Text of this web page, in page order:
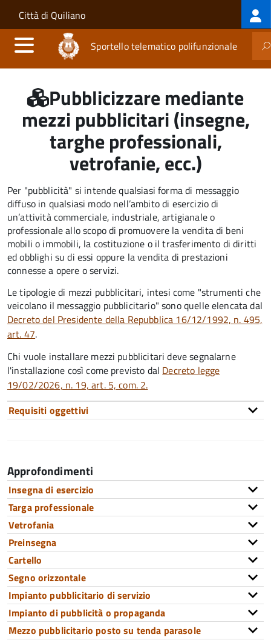
Salta al contenuto principale
Skip to site navigation
Città di Quiliano
Sportello telematico polifunzionale
Pubblicizzare mediante
mezzi pubblicitari (insegne,
targhe professionali,
vetrofanie, ecc.)
Per "pubblicità" si intende qualsiasi forma di messaggio
diffuso in qualsiasi modo nell’ambito di esercizio di
un’attività commerciale, industriale, artigianale o
professionale allo scopo di promuovere la vendita di beni
mobili o immobili, la costituzione o il trasferimento di diritti
ed obblighi su di essi oppure la vendita di prestazioni
connesse a opere o servizi.
Le tipologie di mezzi pubblicitari, intesi come "strumenti che
veicolano il messaggio pubblicitario" sono quelle elencata dal
Decreto del Presidente della Repubblica 16/12/1992, n. 495,
art. 47.
Chi vuole installare mezzi pubblicitari deve segnalarne
l'installazione così come previsto dal Decreto legge
19/02/2026, n. 19, art. 5, com. 2.
Requisiti oggettivi
Approfondimenti
Insegna di esercizio
Targa professionale
Vetrofania
Preinsegna
Cartello
Segno orizzontale
Impianto pubblicitario di servizio
Impianto di pubblicità o propaganda
Mezzo pubblicitario posto su tenda parasole